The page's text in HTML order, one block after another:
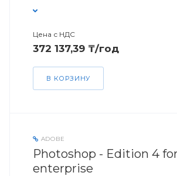
Цена с НДС
372 137,39 ₸/год
В КОРЗИНУ
ADOBE
Photoshop - Edition 4 for
enterprise